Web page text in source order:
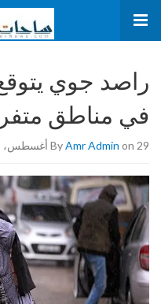
راصد جوي
في مناطق
ByAmr Admin on 29 أغسطس، 2023